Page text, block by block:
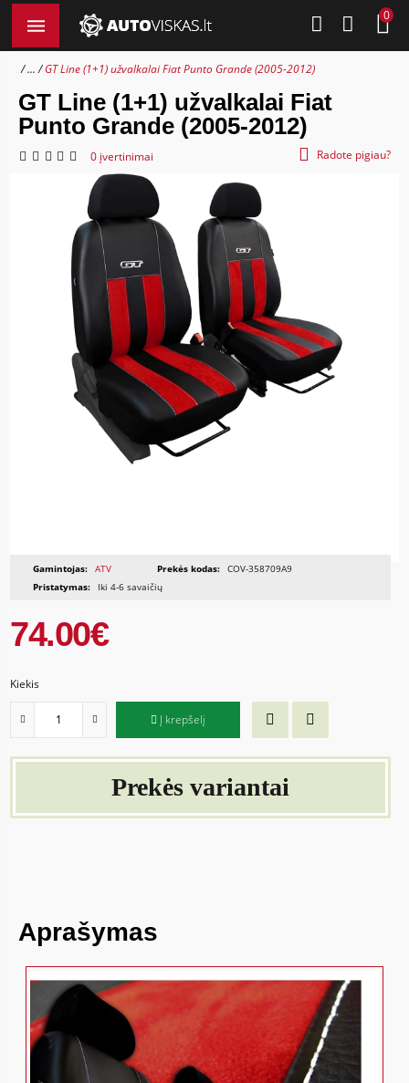
0
... GT Line (1+1) užvalkalai Fiat Punto Grande (2005-2012)
GT Line (1+1) užvalkalai Fiat
Punto Grande (2005-2012)
0 įvertinimai Radote pigiau?
Gamintojas: ATV Prekės kodas: COV-358709A9
Pristatymas:
Iki 4-6 savaičių
74.00€
Kiekis
Į krepšelį
Prekės variantai
Aprašymas